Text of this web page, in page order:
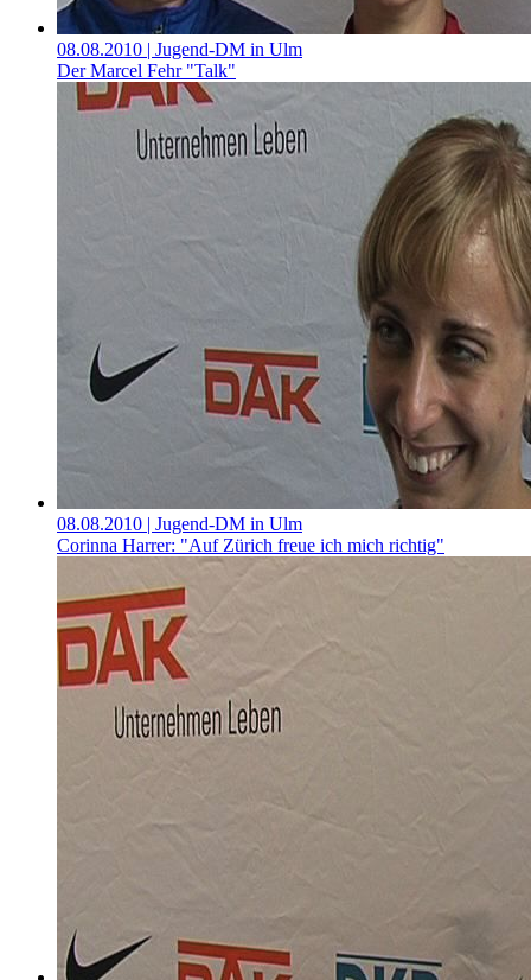
08.08.2010 | Jugend-DM in Ulm
Der Marcel Fehr "Talk"
08.08.2010 | Jugend-DM in Ulm
Corinna Harrer: "Auf Zürich freue ich mich richtig"